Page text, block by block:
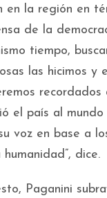
en la región en
de la
tiempo,
las hicimos y
recordados
el país al mundo
voz en base a
dice.
Paganini